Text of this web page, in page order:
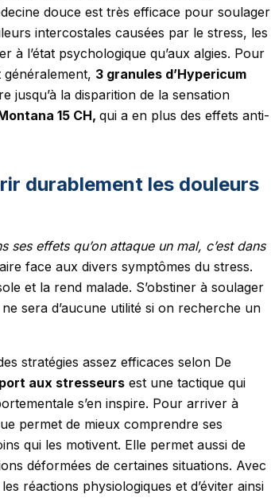
douce est très efficace pour soulager
intercostales causées par le stress, les
à l’état psychologique qu’aux algies. Pour
3 granules d’Hypericum
jusqu’à la disparition de la sensation
15 CH, qui a en plus des effets anti-
durablement les douleurs
ses effets qu’on attaque un mal, c’est dans
face aux divers symptômes du stress.
et la rend malade. S’obstiner à soulager
sera d’aucune utilité si on recherche un
stratégies assez efficaces selon De
aux stresseurs est une tactique qui
s’en inspire. Pour arriver à
permet de mieux comprendre ses
qui les motivent. Elle permet aussi de
déformées de certaines situations. Avec
réactions physiologiques et d’éviter ainsi